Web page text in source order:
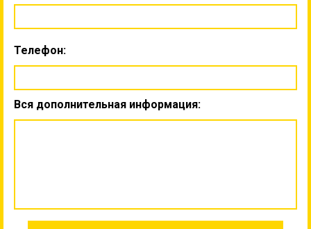
Телефон:
Вся дополнительная информация: